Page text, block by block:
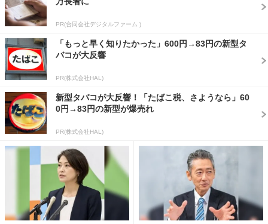
PR(合同会社デジタルファーム )
「もっと早く知りたかった」600円→83円の新型タ
バコが大反響
PR(株式会社HAL)
新型タバコが大反響！「たばこ税、さようなら」60
0円→83円の新型が爆売れ
PR(株式会社HAL)